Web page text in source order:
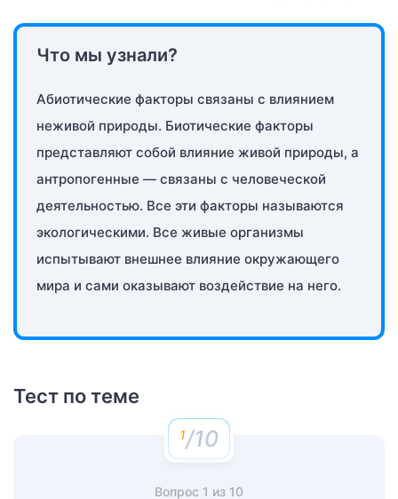
Что мы узнали?
Абиотические факторы связаны с влиянием
неживой природы. Биотические факторы
представляют собой влияние живой природы, а
антропогенные — связаны с человеческой
деятельностью. Все эти факторы называются
экологическими. Все живые организмы
испытывают внешнее влияние окружающего
мира и сами оказывают воздействие на него.
Тест по теме
/10
Вопрос 1 из 10